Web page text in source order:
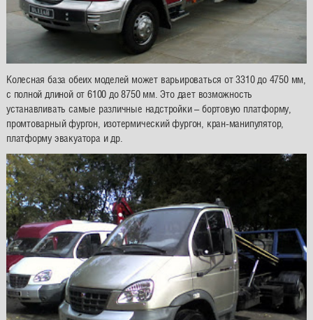
Колесная база обеих моделей может варьироваться от 3310 до 4750 мм,
с полной длиной от 6100 до 8750 мм. Это дает возможность
устанавливать самые различные надстройки – бортовую платформу,
промтоварный фургон, изотермический фургон, кран-манипулятор,
платформу эвакуатора и др.